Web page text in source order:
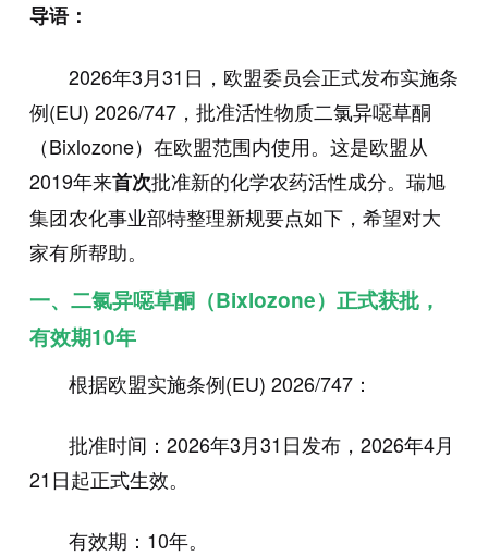
导语：
2026年3月31日，欧盟委员会正式发布实施条
例(EU) 2026/747，批准活性物质二氯异噁草酮
（Bixlozone）在欧盟范围内使用。这是欧盟从
2019年来首次批准新的化学农药活性成分。瑞旭
集团农化事业部特整理新规要点如下，希望对大
家有所帮助。
一、二氯异噁草酮（Bixlozone）正式获批，
有效期10年
根据欧盟实施条例(EU) 2026/747：
批准时间：2026年3月31日发布，2026年4月
21日起正式生效。
有效期：10年。